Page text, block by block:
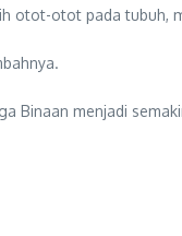
otot-otot pada tubuh,
menjadi